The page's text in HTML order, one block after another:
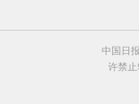
中国日
许禁